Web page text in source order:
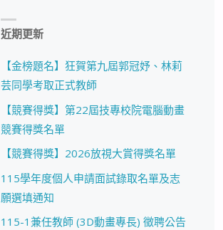
近期更新
【金榜題名】狂賀第九屆郭冠妤、林莉
芸同學考取正式教師
【競賽得獎】第22屆技專校院電腦動畫
競賽得獎名單
【競賽得獎】2026放視大賞得獎名單
115學年度個人申請面試錄取名單及志
願選填通知
115-1兼任教師 (3D動畫專長) 徵聘公告